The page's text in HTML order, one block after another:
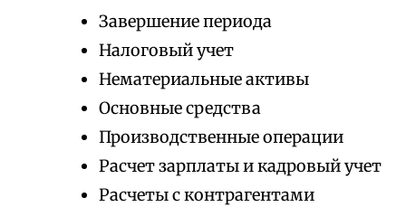
Завершение периода
Налоговый учет
Нематериальные активы
Основные средства
Производственные операции
Расчет зарплаты и кадровый учет
Расчеты с контрагентами